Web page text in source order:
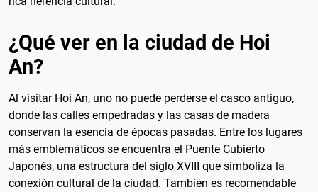
¿Qué ver en la ciudad de Hoi
An?
Al visitar Hoi An, uno no puede perderse el casco antiguo,
donde las calles empedradas y las casas de madera
conservan la esencia de épocas pasadas. Entre los lugares
más emblemáticos se encuentra el Puente Cubierto
Japonés, una estructura del siglo XVIII que simboliza la
conexión cultural de la ciudad. También es recomendable